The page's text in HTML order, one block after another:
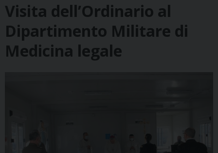
Visita dell’Ordinario al
Dipartimento Militare di
Medicina legale